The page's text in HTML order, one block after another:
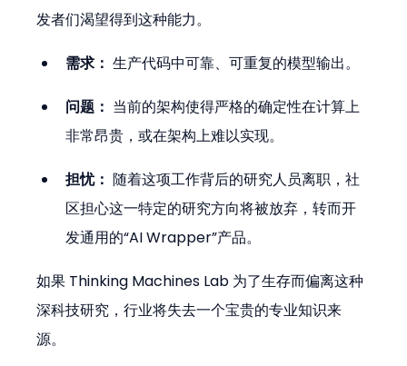
发者们渴望得到这种能力。
需求： 生产代码中可靠、可重复的模型输出。
问题： 当前的架构使得严格的确定性在计算上
非常昂贵，或在架构上难以实现。
担忧： 随着这项工作背后的研究人员离职，社
区担心这一特定的研究方向将被放弃，转而开
发通用的“AI Wrapper”产品。
如果 Thinking Machines Lab 为了生存而偏离这种
深科技研究，行业将失去一个宝贵的专业知识来
源。